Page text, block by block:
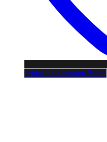
Pridať do zoznamu želaní